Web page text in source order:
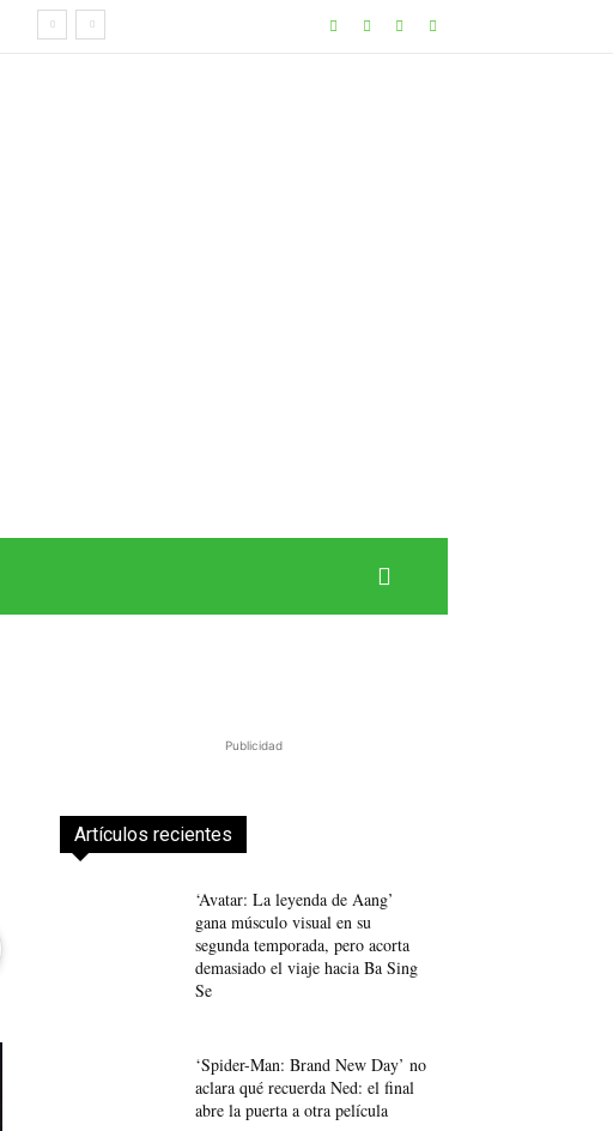
Publicidad
Artículos recientes
‘Avatar: La leyenda de Aang’
gana músculo visual en su
segunda temporada, pero acorta
demasiado el viaje hacia Ba Sing
Se
‘Spider-Man: Brand New Day’ no
aclara qué recuerda Ned: el final
abre la puerta a otra película